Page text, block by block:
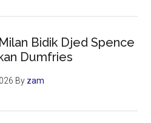
Bidik Djed Spence
Dumfries
By zam